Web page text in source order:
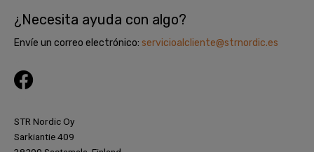
¿Necesita ayuda con algo?
Envíe un correo electrónico: servicioalcliente@strnordic.es
F
c
e
STR Nordic Oy
Sarkiantie 409